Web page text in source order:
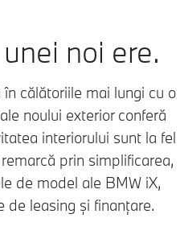
noi ere.
călătoriile mai lungi cu o
noului exterior conferă
interiorului sunt la fel
prin simplificarea,
de model ale BMW iX,
leasing și finanțare.